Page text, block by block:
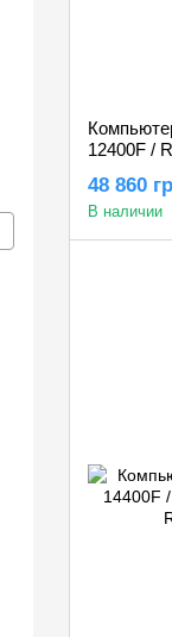
12400F /
48 860
В наличии